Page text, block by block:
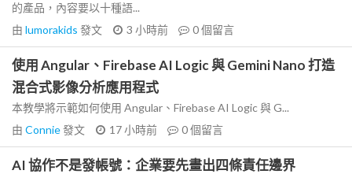
的產品，內容要以十種語...
由 lumorakids 發文 3 小時前 0個留言
使用 Angular、Firebase AI Logic 與 Gemini Nano 打造
混合式影像分析應用程式
本教學將示範如何使用 Angular、Firebase AI Logic 與 G...
由 Connie發文 17 小時前 0個留言
AI 協作不是發帳號：企業要先畫出四條責任邊界